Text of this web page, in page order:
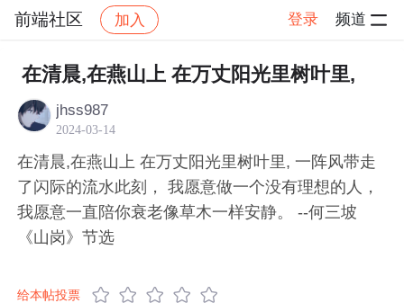
前端社区 加入 登录 频道
社区 前端社区 感慨 帖子详情
在清晨,在燕山上 在万丈阳光里树叶里,
jhss987
2024-03-14
在清晨,在燕山上 在万丈阳光里树叶里, 一阵风带走
了闪际的流水此刻， 我愿意做一个没有理想的人，
我愿意一直陪你衰老像草木一样安静。 --何三坡
《山岗》节选
给本帖投票